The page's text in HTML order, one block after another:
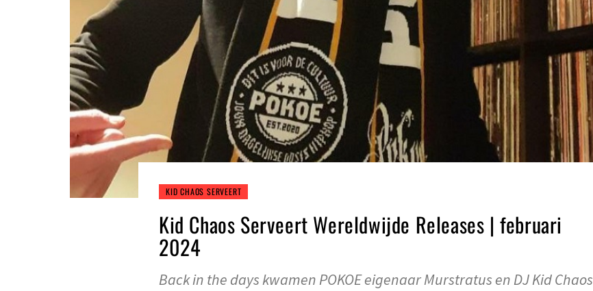
KID CHAOS SERVEERT
Kid Chaos Serveert Wereldwijde Releases | februari
2024
Back in the days kwamen POKOE eigenaar Murstratus en DJ Kid Chaos